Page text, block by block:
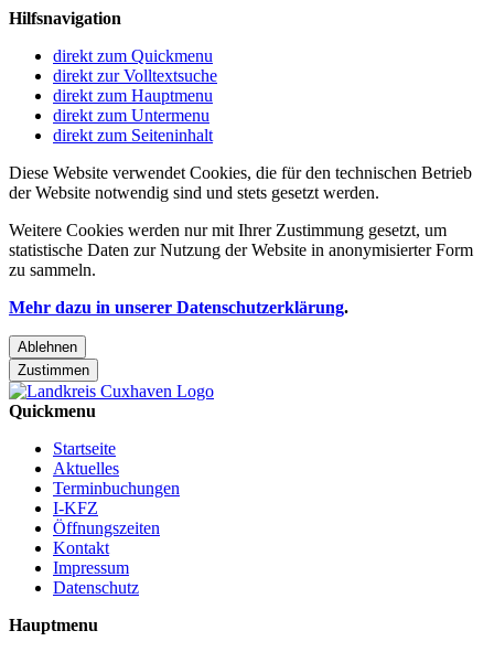
Hilfsnavigation
direkt zum Quickmenu
direkt zur Volltextsuche
direkt zum Hauptmenu
direkt zum Untermenu
direkt zum Seiteninhalt
Diese Website verwendet Cookies, die für den technischen Betrieb
der Website notwendig sind und stets gesetzt werden.
Weitere Cookies werden nur mit Ihrer Zustimmung gesetzt, um
statistische Daten zur Nutzung der Website in anonymisierter Form
zu sammeln.
Mehr dazu in unserer Datenschutzerklärung.
Ablehnen
Zustimmen
Quickmenu
Startseite
Aktuelles
Terminbuchungen
I-KFZ
Öffnungszeiten
Kontakt
Impressum
Datenschutz
Hauptmenu